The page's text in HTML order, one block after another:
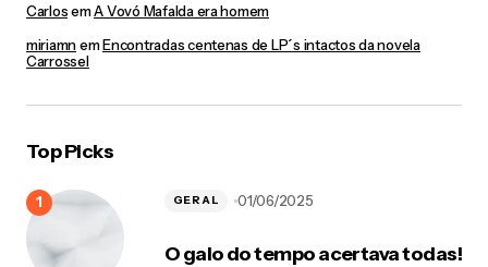
CarlosemA Vovó Mafalda era homem
miriamnemEncontradas centenas de LP´s intactos da novela
Carrossel
Top Picks
O galo do tempo acertava todas!
GERAL 01/06/2025